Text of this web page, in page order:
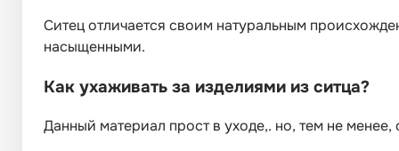
Ситец отличается своим натуральным
насыщенными.
Как ухаживать за изделиями из ситца?
Данный материал прост в уходе,. но, тем не